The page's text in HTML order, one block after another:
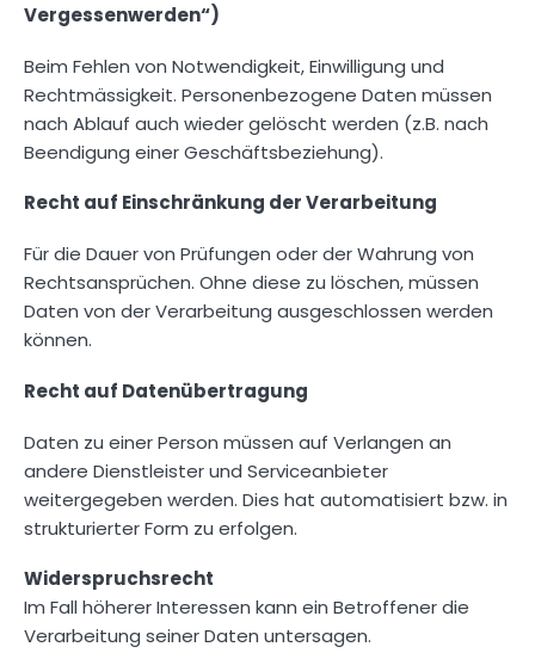
Vergessenwerden“)
Beim Fehlen von Notwendigkeit, Einwilligung und
Rechtmässigkeit. Personenbezogene Daten müssen
nach Ablauf auch wieder gelöscht werden (z.B. nach
Beendigung einer Geschäftsbeziehung).
Recht auf Einschränkung der Verarbeitung
Für die Dauer von Prüfungen oder der Wahrung von
Rechtsansprüchen. Ohne diese zu löschen, müssen
Daten von der Verarbeitung ausgeschlossen werden
können.
Recht auf Datenübertragung
Daten zu einer Person müssen auf Verlangen an
andere Dienstleister und Serviceanbieter
weitergegeben werden. Dies hat automatisiert bzw. in
strukturierter Form zu erfolgen.
Widerspruchsrecht
Im Fall höherer Interessen kann ein Betroffener die
Verarbeitung seiner Daten untersagen.